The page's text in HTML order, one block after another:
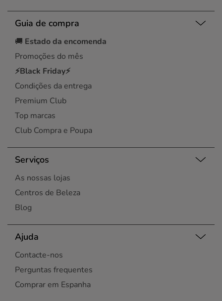
Guia de compra
🚚 Estado da encomenda
Promoções do mês
⚡Black Friday⚡
Condições da entrega
Premium Club
Top marcas
Club Compra e Poupa
Serviços
As nossas lojas
Centros de Beleza
Blog
Ajuda
Contacte-nos
Perguntas frequentes
Comprar em Espanha